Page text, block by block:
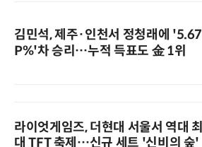
김민석, 제주·인천서 정청래에 '5.67
P%'차 승리…누적 득표도 金 1위
라이엇게임즈, 더현대 서울서 역대 최
대 TFT 축제…신규 세트 '신비의 숲'